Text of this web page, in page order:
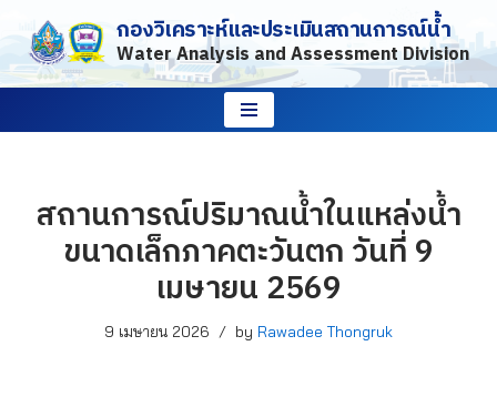
Skip
to
กองวิเคราะห์และประเมินสถานการณ์น้ำ
Water Analysis and Assessment Division
สถานการณ์ปริมาณน้ำในแหล่งน้ำ
ขนาดเล็กภาคตะวันตก วันที่ 9
เมษายน 2569
9 เมษายน 2026 by Rawadee Thongruk